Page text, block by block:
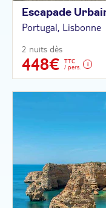
Escapade
Portugal, Lisbonne
2 nuits dès
448€
TTC
/ pers.